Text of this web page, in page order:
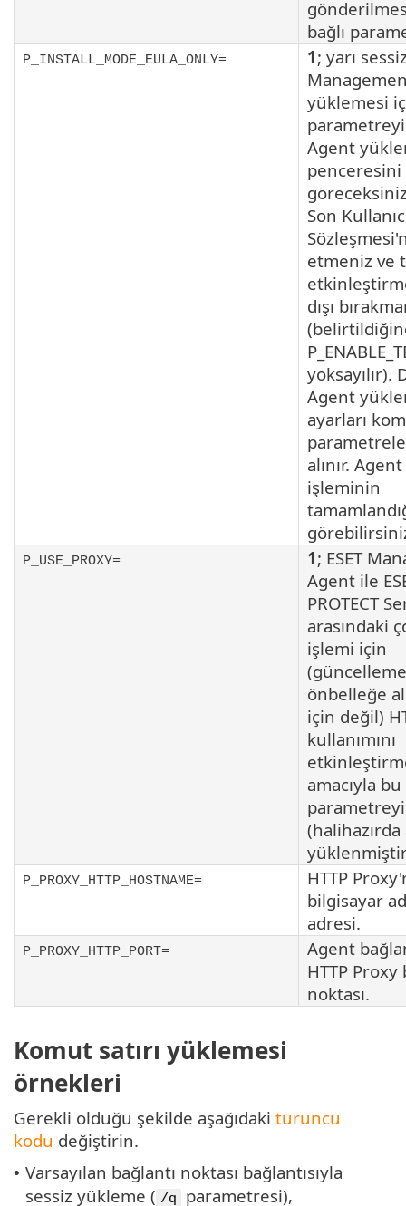
bağlı
P_INSTALL_MODE_EULA_ONLY= 1; yarı
yüklemesi
Agent
penceresini
Son
etmeniz ve
dışı
yoksayılır).
Agent
ayarları
alınır.
işleminin
P_USE_PROXY= 1; ESET
Agent ile
PROTECT
arasındaki
işlemi için
önbelleğe
için değil)
kullanımını
amacıyla bu
(halihazırda
P_PROXY_HTTP_HOSTNAME=
HTTP
bilgisayar
adresi.
P_PROXY_HTTP_PORT=
Agent
HTTP Proxy
noktası.
Komut satırı yüklemesi
örnekleri
Gerekli olduğu şekilde aşağıdaki turuncu
kodu değiştirin.
• Varsayılan bağlantı noktası bağlantısıyla
sessiz yükleme ( /q
parametresi),